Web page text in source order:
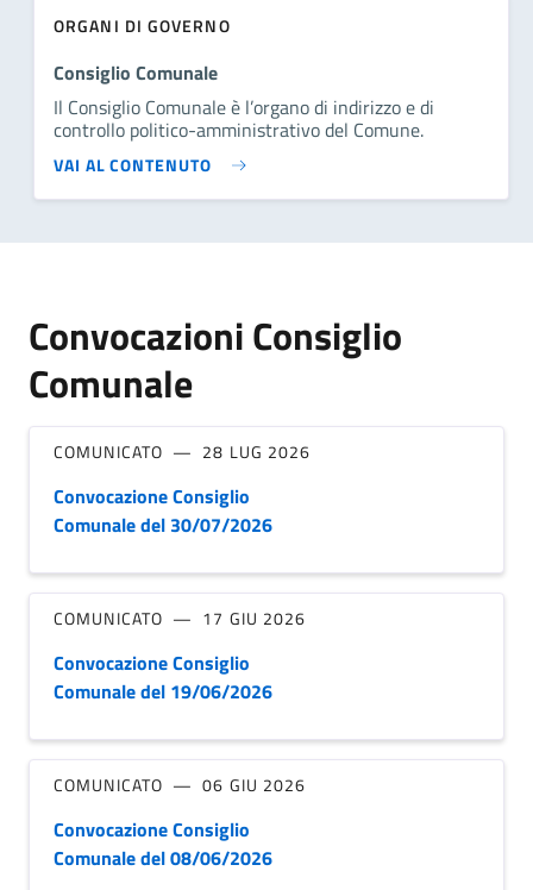
ORGANI DI GOVERNO
Consiglio Comunale
Il Consiglio Comunale è l’organo di indirizzo e di
controllo politico-amministrativo del Comune.
VAI AL CONTENUTO
Convocazioni Consiglio
Comunale
COMUNICATO 28 LUG 2026
Convocazione Consiglio
Comunale del 30/07/2026
COMUNICATO 17 GIU 2026
Convocazione Consiglio
Comunale del 19/06/2026
COMUNICATO 06 GIU 2026
Convocazione Consiglio
Comunale del 08/06/2026